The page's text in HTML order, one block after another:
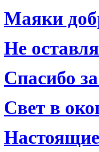
Маяки
Не
Спасибо
Свет в